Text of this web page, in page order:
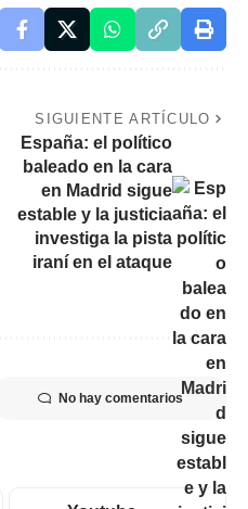
SIGUIENTE ARTÍCULO
España: el político
baleado en la cara
en Madrid sigue
estable y la justicia
investiga la pista
iraní en el ataque
No hay comentarios